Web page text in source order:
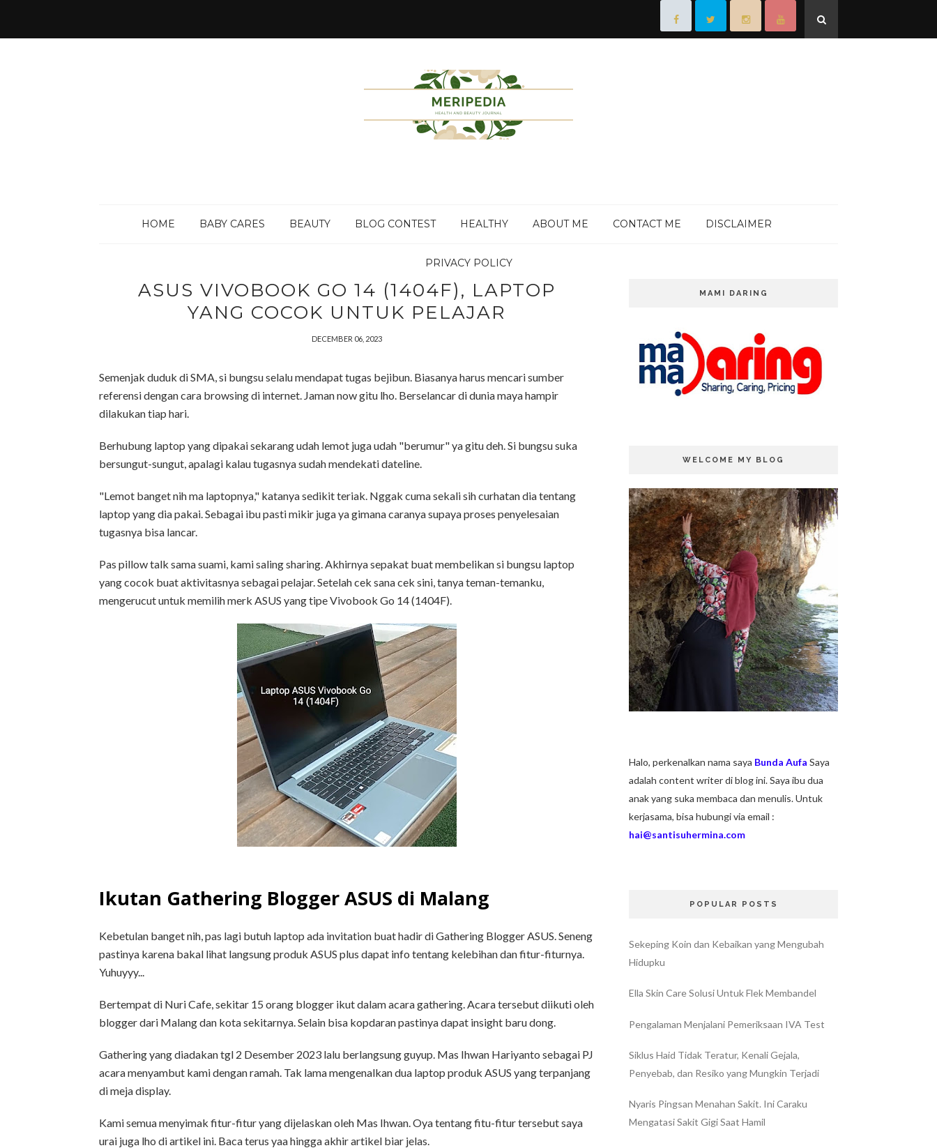
HOME BABY CARES BEAUTY BLOG CONTEST HEALTHY ABOUT ME CONTACT ME DISCLAIMER
PRIVACY POLICY
ASUS VIVOBOOK GO 14 (1404F), LAPTOP
YANG COCOK UNTUK PELAJAR
DECEMBER 06, 2023
Semenjak duduk di SMA, si bungsu selalu mendapat tugas bejibun. Biasanya harus mencari sumber
referensi dengan cara browsing di internet. Jaman now gitu lho. Berselancar di dunia maya hampir
dilakukan tiap hari.
Berhubung laptop yang dipakai sekarang udah lemot juga udah "berumur" ya gitu deh. Si bungsu suka
bersungut-sungut, apalagi kalau tugasnya sudah mendekati dateline.
"Lemot banget nih ma laptopnya," katanya sedikit teriak. Nggak cuma sekali sih curhatan dia tentang
laptop yang dia pakai. Sebagai ibu pasti mikir juga ya gimana caranya supaya proses penyelesaian
tugasnya bisa lancar.
Pas pillow talk sama suami, kami saling sharing. Akhirnya sepakat buat membelikan si bungsu laptop
yang cocok buat aktivitasnya sebagai pelajar. Setelah cek sana cek sini, tanya teman-temanku,
mengerucut untuk memilih merk ASUS yang tipe Vivobook Go 14 (1404F).
Ikutan Gathering Blogger ASUS di Malang
Kebetulan banget nih, pas lagi butuh laptop ada invitation buat hadir di Gathering Blogger ASUS. Seneng
pastinya karena bakal lihat langsung produk ASUS plus dapat info tentang kelebihan dan fitur-fiturnya.
Yuhuyyy...
Bertempat di Nuri Cafe, sekitar 15 orang blogger ikut dalam acara gathering. Acara tersebut diikuti oleh
blogger dari Malang dan kota sekitarnya. Selain bisa kopdaran pastinya dapat insight baru dong.
Gathering yang diadakan tgl 2 Desember 2023 lalu berlangsung guyup. Mas Ihwan Hariyanto sebagai PJ
acara menyambut kami dengan ramah. Tak lama mengenalkan dua laptop produk ASUS yang terpanjang
di meja display.
Kami semua menyimak fitur-fitur yang dijelaskan oleh Mas Ihwan. Oya tentang fitu-fitur tersebut saya
urai juga lho di artikel ini. Baca terus yaa hingga akhir artikel biar jelas.
MAMI DARING
WELCOME MY BLOG
Halo, perkenalkan nama saya Bunda Aufa Saya
adalah content writer di blog ini. Saya ibu dua
anak yang suka membaca dan menulis. Untuk
kerjasama, bisa hubungi via email :
hai@santisuhermina.com
POPULAR POSTS
Sekeping Koin dan Kebaikan yang Mengubah
Hidupku
Ella Skin Care Solusi Untuk Flek Membandel
Pengalaman Menjalani Pemeriksaan IVA Test
Siklus Haid Tidak Teratur, Kenali Gejala,
Penyebab, dan Resiko yang Mungkin Terjadi
Nyaris Pingsan Menahan Sakit. Ini Caraku
Mengatasi Sakit Gigi Saat Hamil